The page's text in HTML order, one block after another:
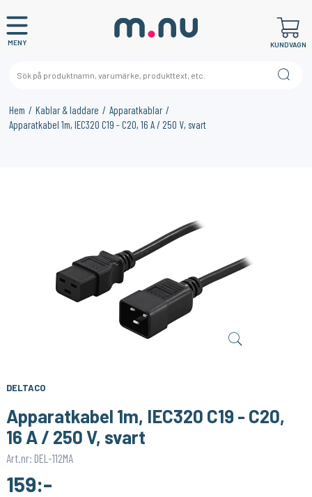
MENY KUNDVAGN
Hem Kablar & laddare
Apparatkablar
Apparatkabel 1m, IEC320 C19 - C20, 16 A / 250 V, svart
DELTACO
Apparatkabel 1m, IEC320 C19 - C20,
16 A / 250 V, svart
Art.nr: DEL-112MA
159:-